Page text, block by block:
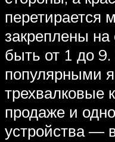
перетирается
закреплены
быть от 1 до
популярными
трехвалковые
продаже и
устройства —